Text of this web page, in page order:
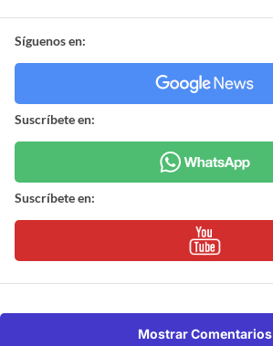
Síguenos en:
Suscríbete en:
Suscríbete en:
Mostrar Comentarios